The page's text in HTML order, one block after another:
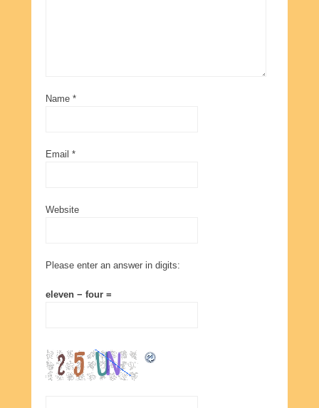
Name *
Email *
Website
Please enter an answer in digits:
eleven − four =